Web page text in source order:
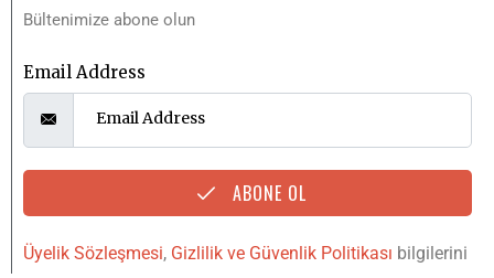
Bültenimize abone olun
Email Address
ABONE OL
Üyelik Sözleşmesi, Gizlilik ve Güvenlik Politikası bilgilerini